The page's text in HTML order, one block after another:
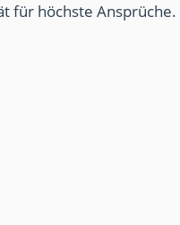
für höchste Ansprüche.